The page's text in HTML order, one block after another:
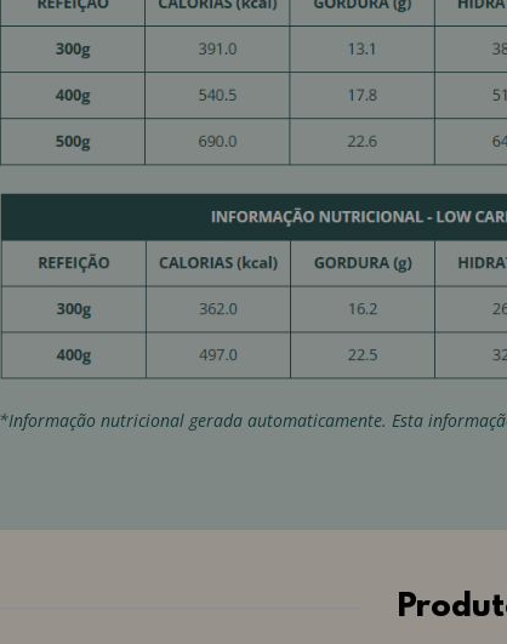
*Informação nutricional gerada automaticamente. Esta